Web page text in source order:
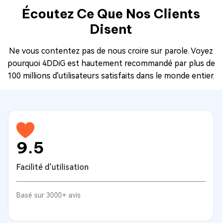
Écoutez Ce Que Nos Clients
Disent
Ne vous contentez pas de nous croire sur parole. Voyez
pourquoi 4DDiG est hautement recommandé par plus de
100 millions d'utilisateurs satisfaits dans le monde entier.
9.5
Facilité d'utilisation
Basé sur 3000+ avis